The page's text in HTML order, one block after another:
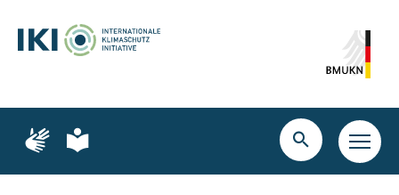
Hauptinhalt
springen
Suche
springen
Hauptnavigation
springen
Zur
Seite
Gebärdensprache
Zur
Seite
leichte
Suche
öffnen